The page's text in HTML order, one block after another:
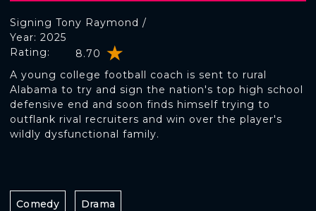
Signing Tony Raymond /
Rating: 8.70
Year: 2025
A young college football coach is sent to rural
Alabama to try and sign the nation's top high school
defensive end and soon finds himself trying to
outflank rival recruiters and win over the player's
wildly dysfunctional family.
Comedy Drama